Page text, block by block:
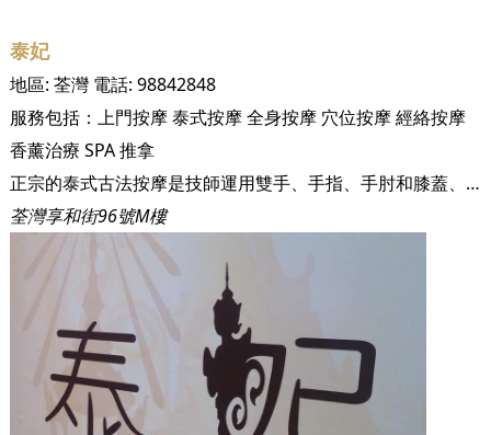
泰妃
地區: 荃灣電話: 98842848
服務包括： 上門按摩泰式按摩全身按摩 穴位按摩經絡按摩
香薰治療 SPA推拿
正宗的泰式古法按摩是技師運用雙手、手指、手肘和膝蓋、臂膀 和腳的力量，循著客人的筋絡和穴道施以全身拉、揉、彎曲、扭轉等按摩的動作， 動作的幅度較大，帶一部分瑜珈動作。動作看似巨大，但步法是溫和有節秦感的; 泰式按摩可以將人的筋骨和肌肉做完整的伸展和舒緩，並同時帶動血液循環、清 除體內毒素，對胃痛、偏頭痛、關節炎、四肢痳木、坐骨神經痛和背痛都有不錯 的療效。一場按摩做下來，常會讓人有筋骨舒暢，全身煥然一新。
荃灣享和街96號M樓